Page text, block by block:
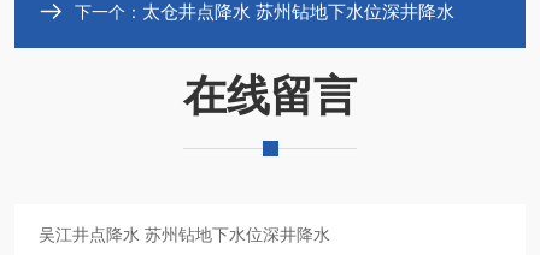
下一个： 太仓井点降水 苏州钻地下水位深井降水
在线留言